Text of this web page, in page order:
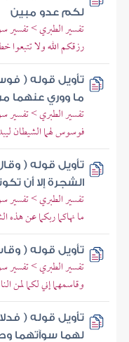
لكم عدو مبين
تفسير الطبري > تفسير
رزقكم الله ولا
تأويل قوله (
ما ووري عنهما
تفسير الطبري > تفسير
فوسوس لهما الشيطان
تأويل قوله (
الشجرة إلا أن
تفسير الطبري > تفسير
ما نهاكما ربكما عن هذه
تأويل قوله (
تفسير الطبري > تفسير
وقاسمهما إني لكما لمن
تأويل قوله (
لهما سوآتهما